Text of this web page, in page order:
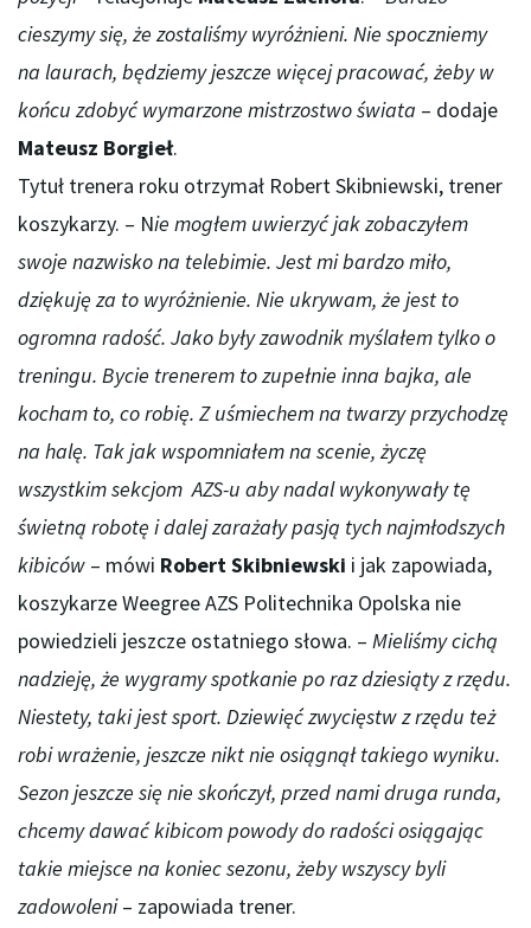
cieszymy się, że zostaliśmy wyróżnieni. Nie spoczniemy
na laurach, będziemy jeszcze więcej pracować, żeby w
końcu zdobyć wymarzone mistrzostwo świata – dodaje
Mateusz Borgieł.
Tytuł trenera roku otrzymał Robert Skibniewski, trener
koszykarzy. – Nie mogłem uwierzyć jak zobaczyłem
swoje nazwisko na telebimie. Jest mi bardzo miło,
dziękuję za to wyróżnienie. Nie ukrywam, że jest to
ogromna radość. Jako były zawodnik myślałem tylko o
treningu. Bycie trenerem to zupełnie inna bajka, ale
kocham to, co robię. Z uśmiechem na twarzy przychodzę
na halę. Tak jak wspomniałem na scenie, życzę
wszystkim sekcjom AZS-u aby nadal wykonywały tę
świetną robotę i dalej zarażały pasją tych najmłodszych
kibiców – mówi Robert Skibniewski i jak zapowiada,
koszykarze Weegree AZS Politechnika Opolska nie
powiedzieli jeszcze ostatniego słowa. – Mieliśmy cichą
nadzieję, że wygramy spotkanie po raz dziesiąty z rzędu.
Niestety, taki jest sport. Dziewięć zwycięstw z rzędu też
robi wrażenie, jeszcze nikt nie osiągnął takiego wyniku.
Sezon jeszcze się nie skończył, przed nami druga runda,
chcemy dawać kibicom powody do radości osiągając
takie miejsce na koniec sezonu, żeby wszyscy byli
zadowoleni– zapowiada trener.